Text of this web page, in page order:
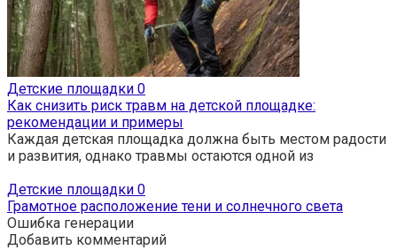
Детские площадки 0
Как снизить риск травм на детской площадке:
рекомендации и примеры
Каждая детская площадка должна быть местом радости
и развития, однако травмы остаются одной из
Детские площадки 0
Грамотное расположение тени и солнечного света
Ошибка генерации
Добавить комментарий